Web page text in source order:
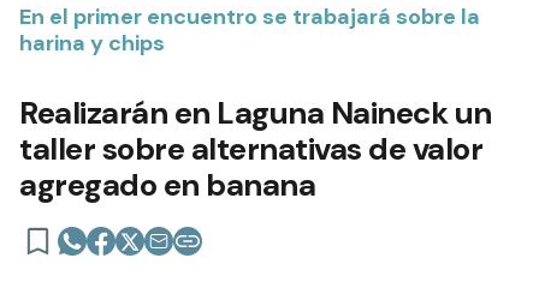
En el primer encuentro se trabajará sobre la
harina y chips
Realizarán en Laguna Naineck un
taller sobre alternativas de valor
agregado en banana